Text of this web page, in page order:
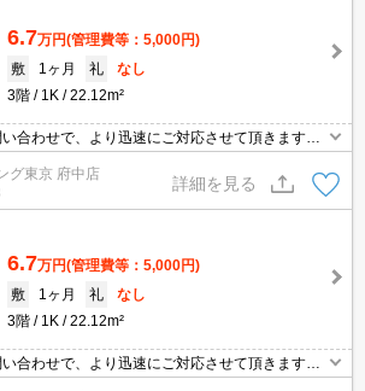
6.7万円(管理費等：5,000円)
敷
1ヶ月 礼
なし
3階
1K 22.12m²
合わせで、より迅速にご対応させて頂きます～
ジングまで～
グ東京 府中店
詳細を見る
6.7万円(管理費等：5,000円)
敷
1ヶ月 礼
なし
3階
1K 22.12m²
合わせで、より迅速にご対応させて頂きます～
ジングまで～